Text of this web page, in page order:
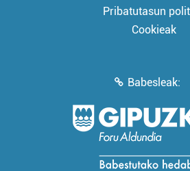
Pribatutasun
Cookieak
Babesleak: